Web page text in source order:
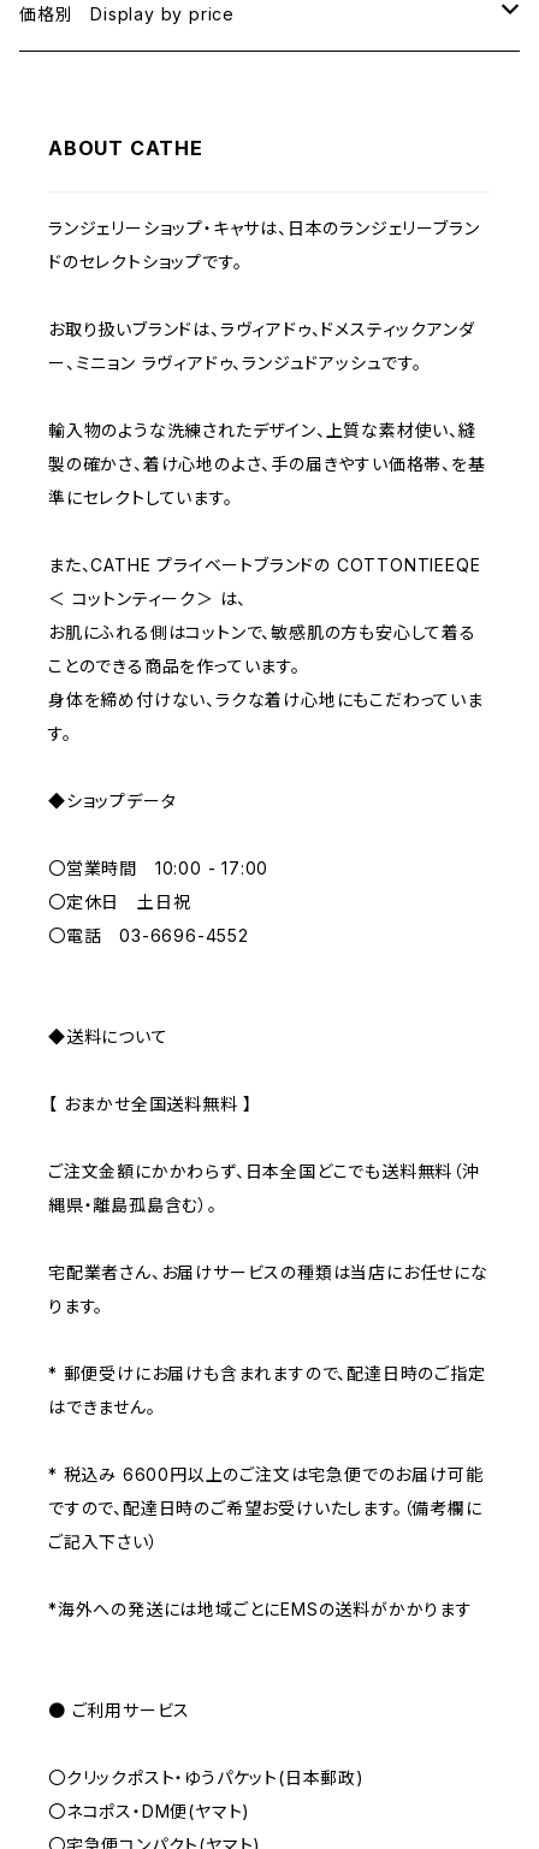
B75
C70
C75
E70
BLACK
BEIGE
NAVY
YELLOW
PURPLE
BLUE
ORANGE
GRAY
価格別 Display by price
1000~
2000~
5000~
ABOUT CATHE
ランジェリーショップ・キャサは、日本のランジェリーブラン
ドのセレクトショップです。
お取り扱いブランドは、ラヴィアドゥ、ドメスティックアンダ
ー、ミニョン ラヴィアドゥ、ランジュドアッシュです。
輸入物のような洗練されたデザイン、上質な素材使い、縫
製の確かさ、着け心地のよさ、手の届きやすい価格帯、を基
準にセレクトしています。
また、CATHE プライベートブランドの COTTONTIEEQE
＜ コットンティーク＞ は、
お肌にふれる側はコットンで、敏感肌の方も安心して着る
ことのできる商品を作っています。
身体を締め付けない、ラクな着け心地にもこだわっていま
す。
◆ショップデータ
〇営業時間 10:00 - 17:00
〇定休日 土日祝
〇電話 03-6696-4552
◆送料について
【 おまかせ全国送料無料 】
ご注文金額にかかわらず、日本全国どこでも送料無料（沖
縄県・離島孤島含む）。
宅配業者さん、お届けサービスの種類は当店にお任せにな
ります。
* 郵便受けにお届けも含まれますので、配達日時のご指定
はできません。
* 税込み 6600円以上のご注文は宅急便でのお届け可能
ですので、配達日時のご希望お受けいたします。（備考欄に
ご記入下さい）
*海外への発送には地域ごとにEMSの送料がかかります
● ご利用サービス
〇クリックポスト・ゆうパケット(日本郵政)
〇ネコポス・DM便(ヤマト)
〇宅急便コンパクト(ヤマト)